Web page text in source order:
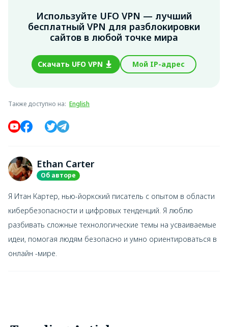
Используйте UFO VPN — лучший
бесплатный VPN для разблокировки
сайтов в любой точке мира
Скачать UFO VPN Мой IP-адрес
Также доступно на: English
Ethan Carter
Об авторе
Я Итан Картер, нью-йоркский писатель с опытом в области
кибербезопасности и цифровых тенденций. Я люблю
разбивать сложные технологические темы на усваиваемые
идеи, помогая людям безопасно и умно ориентироваться в
онлайн -мире.